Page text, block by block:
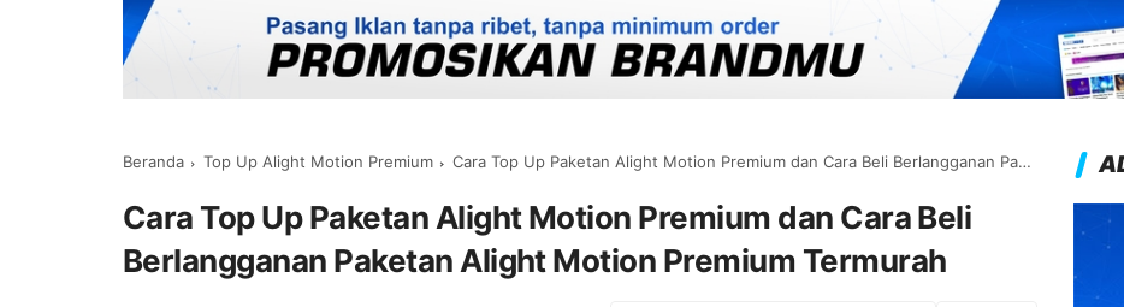
Beranda Top Up Alight Motion Premium Cara Top Up Paketan Alight Motion Premium dan Cara Beli Berlangganan Paketan Alight Motion Premium Termurah
Cara Top Up Paketan Alight Motion Premium dan Cara Beli
Berlangganan Paketan Alight Motion Premium Termurah